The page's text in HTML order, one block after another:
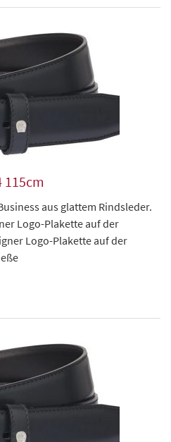
115cm
aus glattem Rindsleder.
Logo-Plakette auf der
Logo-Plakette auf der